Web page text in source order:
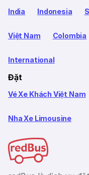
India Indonesia
Việt Nam Colombia
International
Đặt
Vé Xe Khách Việt Nam
Nha Xe Limousine